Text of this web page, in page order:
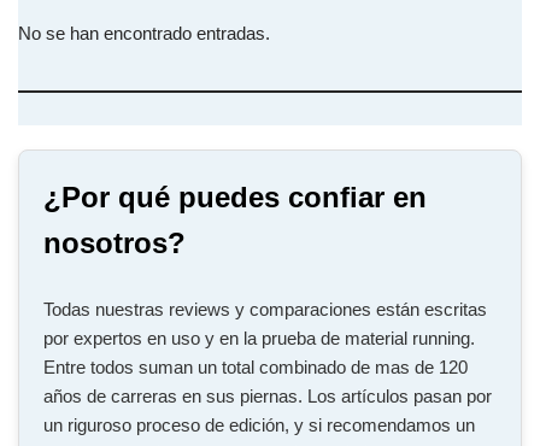
No se han encontrado entradas.
¿Por qué puedes confiar en
nosotros?
Todas nuestras reviews y comparaciones están escritas
por expertos en uso y en la prueba de material running.
Entre todos suman un total combinado de mas de 120
años de carreras en sus piernas. Los artículos pasan por
un riguroso proceso de edición, y si recomendamos un